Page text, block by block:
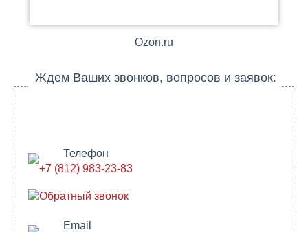
Ozon.ru
Ждем Ваших звонков, вопросов и заявок:
Телефон
+7 (812) 983-23-83
Обратный звонок
Email